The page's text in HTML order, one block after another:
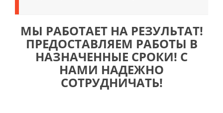
МЫ РАБОТАЕТ НА РЕЗУЛЬТАТ!
ПРЕДОСТАВЛЯЕМ РАБОТЫ В
НАЗНАЧЕННЫЕ СРОКИ! С
НАМИ НАДЕЖНО
СОТРУДНИЧАТЬ!